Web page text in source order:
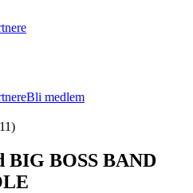
Bli medlem
11)
BIG BOSS BAND